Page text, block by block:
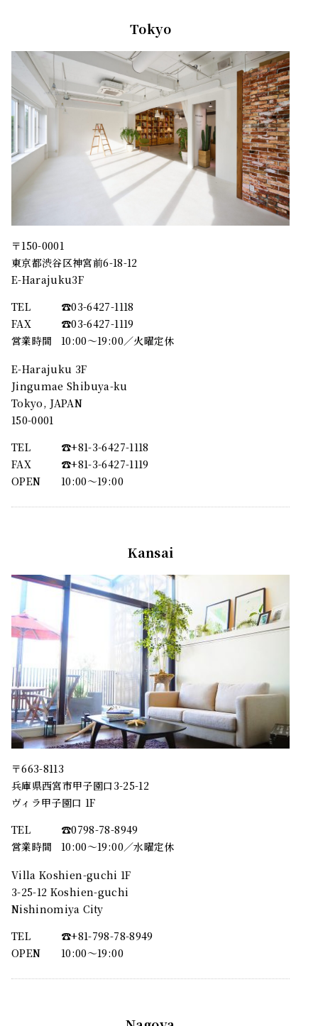
Tokyo
〒150-0001
東京都渋谷区神宮前6-18-12
E-Harajuku3F
TEL
☎︎03-6427-1118
FAX
☎︎03-6427-1119
営業時間
10:00～19:00／火曜定休
E-Harajuku 3F
Jingumae Shibuya-ku
Tokyo, JAPAN
150-0001
TEL
☎︎+81-3-6427-1118
FAX
☎︎+81-3-6427-1119
OPEN
10:00〜19:00
Kansai
〒663-8113
兵庫県西宮市甲子園口3-25-12
ヴィラ甲子園口 1F
TEL
☎︎0798-78-8949
営業時間
10:00～19:00／水曜定休
Villa Koshien-guchi 1F
3-25-12 Koshien-guchi
Nishinomiya City
TEL
☎︎+81-798-78-8949
OPEN
10:00〜19:00